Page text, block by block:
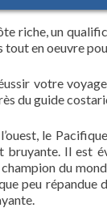
riche, un
tout en oeuvre
votre
du guide
le
bruyante. Il est
du
peu répandue